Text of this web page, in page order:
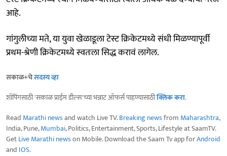
आहे.
गांगुलीच्या मते, या युवा खेळाडूला टेस्ट क्रिकेटमध्ये संधी मिळण्यापूर्वी
प्रथम-श्रेणी क्रिकेटमध्ये स्वतःला सिद्ध करावं लागेल.
सकाळ+चेसदस्य व्हा
शॉपिंगसाठी 'सकाळ प्राईम डील्स'च्या भन्नाट ऑफर्स पाहण्यासाठीक्लिक करा.
Read Marathi newsand watch Live TV.Breaking newsfrom Maharashtra,
India, Pune,Mumbai, Politics, Entertainment, Sports, Lifestyle at SaamTV.
GetLive Marathi newson Mobile. Download the Saam Tv app forAndroid
and IOS.